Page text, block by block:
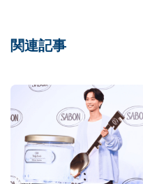
関連記事